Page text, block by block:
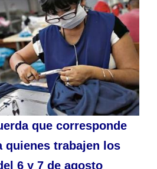
que corresponde
quienes trabajen los
6 y 7 de agosto